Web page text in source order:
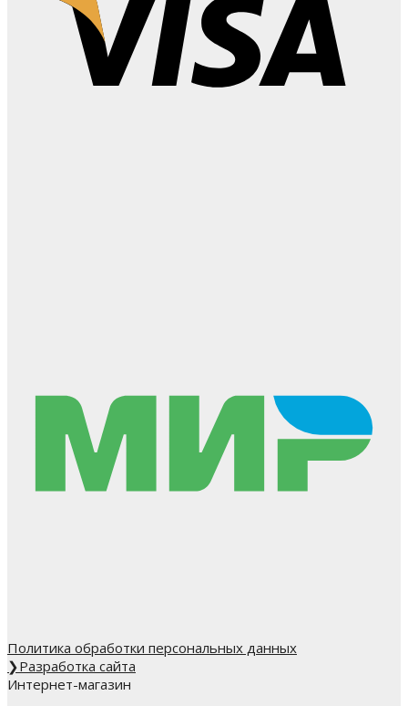
Политика обработки персональных данных
❯Разработка сайта
Интернет-магазин